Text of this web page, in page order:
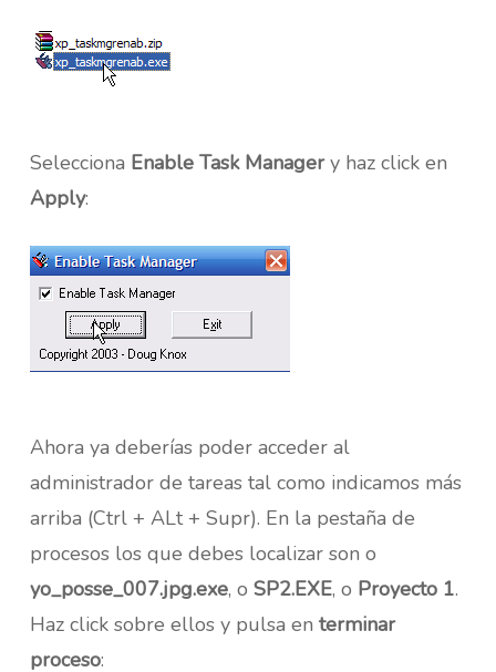
Selecciona Enable Task Managery haz click en
Apply:
Ahora ya deberías poder acceder al
administrador de tareas tal como indicamos más
arriba (Ctrl + ALt + Supr). En la pestaña de
procesos los que debes localizar son o
yo_posse_007.jpg.exe, o SP2.EXE, o Proyecto 1.
Haz click sobre ellos y pulsa en terminar
proceso: